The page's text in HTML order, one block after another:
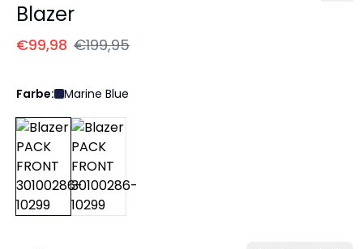
Blazer
€99,98 €199,95
Farbe: Marine Blue